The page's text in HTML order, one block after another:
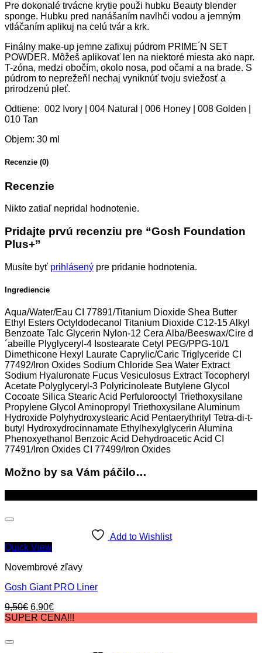
Pre dokonalé trvácne krytie použi hubku Beauty blender
sponge. Hubku pred nanášaním navlhči vodou a jemným
vtláčaním aplikuj na celú tvár a krk.
Finálny make-up jemne zafixuj púdrom PRIME ́N SET
POWDER. Môžeš aplikovať len na niektoré miesta ako napr.
T-zóna, medzi obočím, okolo nosa, pod očami a na brade. S
púdrom to neprežeň! nechaj vyniknúť tvoju sviežosť a
prirodzenú pleť.
Odtiene: 002 Ivory | 004 Natural | 006 Honey | 008 Golden |
010 Tan
Objem: 30 ml
Recenzie (0)
Recenzie
Nikto zatiaľ nepridal hodnotenie.
Pridajte prvú recenziu pre “Gosh Foundation
Plus+”
Musíte byť prihlásený pre pridanie hodnotenia.
Ingrediencie
Aqua/Water/Eau CI 77891/Titanium Dioxide Shea Butter
Ethyl Esters Octyldodecanol Titanium Dioxide C12-15 Alkyl
Benzoate Talc Glycerin Nylon-12 Cera Alba/Beeswax/Cire d
´abeille Plyglyceryl-4 Isostearate Cetyl PEG/PPG-10/1
Dimethicone Hexyl Laurate Caprylic/Caric Triglyceride CI
77492/Iron Oxides Sodium Chloride Sea Water Extract
Sodium Hyaluronate Fucus Vesiculosus Extract Tocopheryl
Acetate Polyglyceryl-3 Polyricinoleate Butylene Glycol
Cocoate Silica Stearic Acid Perfulorooctyl Triethoxysilane
Propylene Glycol Aminopropyl Triethoxysilane Aluminum
Hydroxide Polyhydroxystearic Acid Pentaerythrityl Tetra-di-t-
butyl Hydroxydrocinnamate Ethylhexylglycerin Alumina
Phenoxyethanol Benzoic Acid Dehydroacetic Acid CI
77491/Iron Oxides CI 77499/Iron Oxides
Možno by sa Vám páčilo…
Add to Wishlist
Quick View
Novembrové zľavy
Gosh Giant PRO Liner
9,50€ Original
price
6,90€Current
price
SUPER CENA!!!